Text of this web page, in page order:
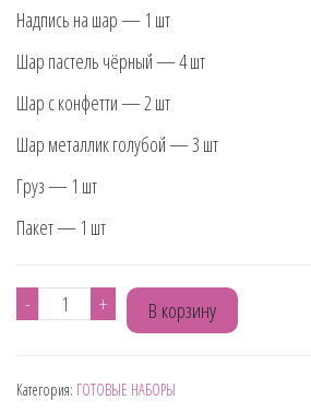
Надпись на шар — 1 шт
Шар пастель чёрный — 4 шт
Шар с конфетти — 2 шт
Шар металлик голубой — 3 шт
Груз — 1 шт
Пакет — 1 шт
-
Количество
№
+ В корзину
Категория: ГОТОВЫЕ НАБОРЫ